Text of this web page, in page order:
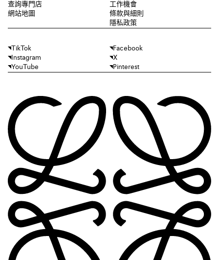
查詢專門店
網站地圖
工作機會
條款與細則
隱私政策
TikTok
Facebook
Instagram
X
YouTube
Pinterest